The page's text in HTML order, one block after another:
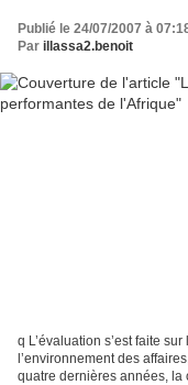
Publié le 24/07/2007 à
Par illassa2.benoit
q L’évaluation s’est faite
l’environnement des
quatre dernières années, la